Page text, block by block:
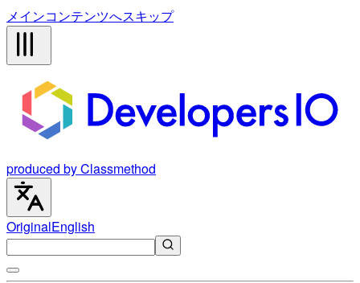
メインコンテンツへスキップ
produced by Classmethod
OriginalEnglish